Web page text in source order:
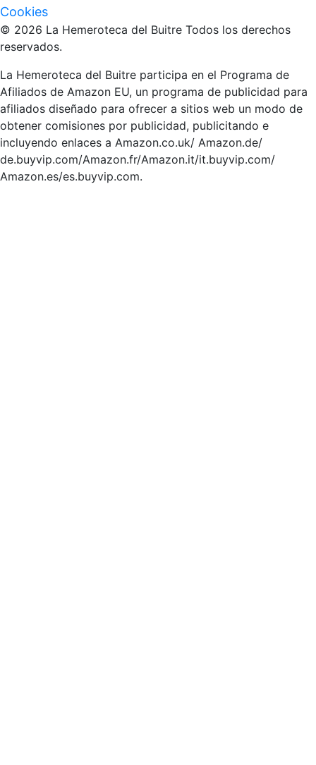
Cookies
© 2026 La Hemeroteca del Buitre Todos los derechos
reservados.
La Hemeroteca del Buitre participa en el Programa de
Afiliados de Amazon EU, un programa de publicidad para
afiliados diseñado para ofrecer a sitios web un modo de
obtener comisiones por publicidad, publicitando e
incluyendo enlaces a Amazon.co.uk/ Amazon.de/
de.buyvip.com/Amazon.fr/Amazon.it/it.buyvip.com/
Amazon.es/es.buyvip.com.